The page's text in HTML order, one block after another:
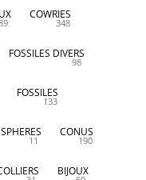
COWRIES
348
FOSSILES DIVERS
98
FOSSILES
133
SPHERES
11
CONUS
190
BIJOUX